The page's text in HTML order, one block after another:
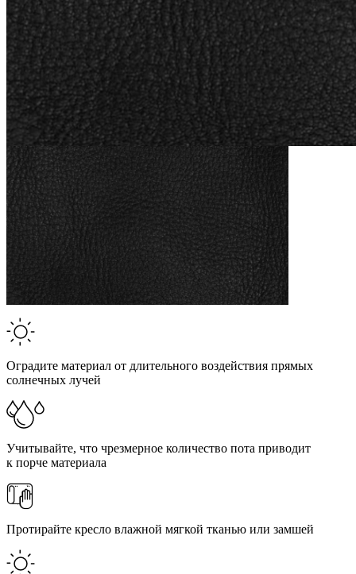
Оградите материал от длительного воздействия прямых
солнечных лучей
Учитывайте, что чрезмерное количество пота приводит
к порче материала
Протирайте кресло влажной мягкой тканью или замшей